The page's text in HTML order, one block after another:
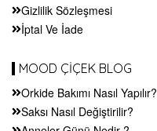
Gizlilik Sözleşmesi
İptal Ve İade
MOOD ÇİÇEK BLOG
Orkide Bakımı Nasıl Yapılır?
Saksı Nasıl Değiştirilir?